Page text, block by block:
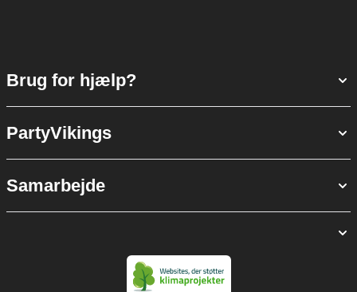
Brug for hjælp?
PartyVikings
Samarbejde